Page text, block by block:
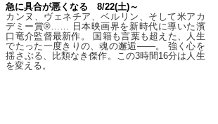
急に具合が悪くなる 8/22(土)～
カンヌ、ヴェネチア、ベルリン、そして米アカ
デミー賞®…… 日本映画界を新時代に導いた濱
口竜介監督最新作。 国籍も言葉も超えた、人生
でたった一度きりの、魂の邂逅――。 強く心を
揺さぶる、比類なき傑作。この3時間16分は人生
を変える。